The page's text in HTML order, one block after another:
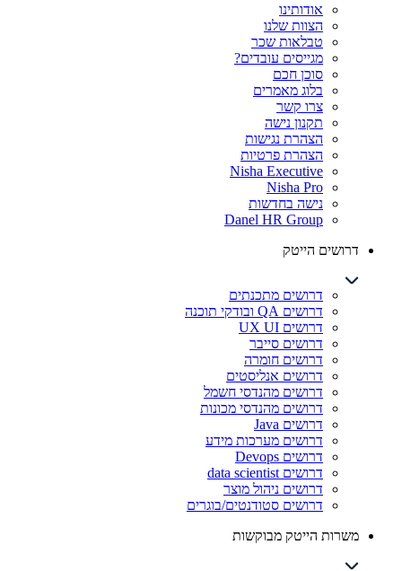
אודותינו
הצוות שלנו
טבלאות שכר
מגייסים עובדים?
סוכן חכם
בלוג מאמרים
צרו קשר
תקנון נישה
הצהרת נגישות
הצהרת פרטיות
Nisha Executive
Nisha Pro
נישה בחדשות
Danel HR Group
דרושים הייטק
דרושים מתכנתים
דרושים QA ובודקי תוכנה
דרושים UX UI
דרושים סייבר
דרושים חומרה
דרושים אנליסטים
דרושים מהנדסי חשמל
דרושים מהנדסי מכונות
דרושים Java
דרושים מערכות מידע
דרושים Devops
דרושים data scientist
דרושים ניהול מוצר
דרושים סטודנטים/בוגרים
משרות הייטק מבוקשות